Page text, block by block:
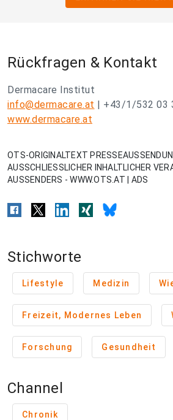
Rückfragen & Kontakt
Dermacare Institut
info@dermacare.at | +43/1/532 03
www.dermacare.at
OTS-ORIGINALTEXT
AUSSCHLIESSLICHER INHALTLICHER
AUSSENDERS - WWW.OTS.AT | ADS
Stichworte
Lifestyle Medizin
Freizeit, Modernes Leben
Forschung Gesundheit
Channel
Chronik